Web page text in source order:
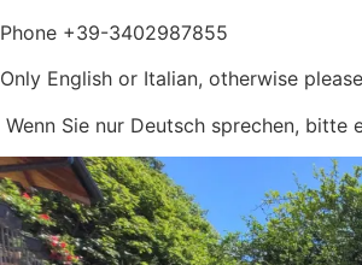
Phone +39-3402987855
Only English or Italian, otherwise
Wenn Sie nur Deutsch sprechen, bitte